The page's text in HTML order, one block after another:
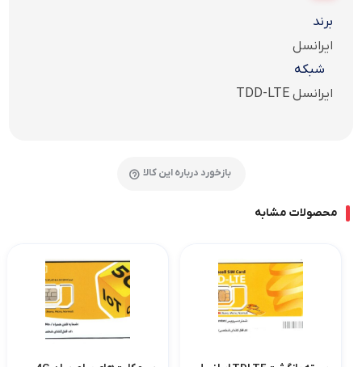
برند
ایرانسل
شبکه
ایرانسل TDD-LTE
بازخورد درباره این کالا
محصولات مشابه